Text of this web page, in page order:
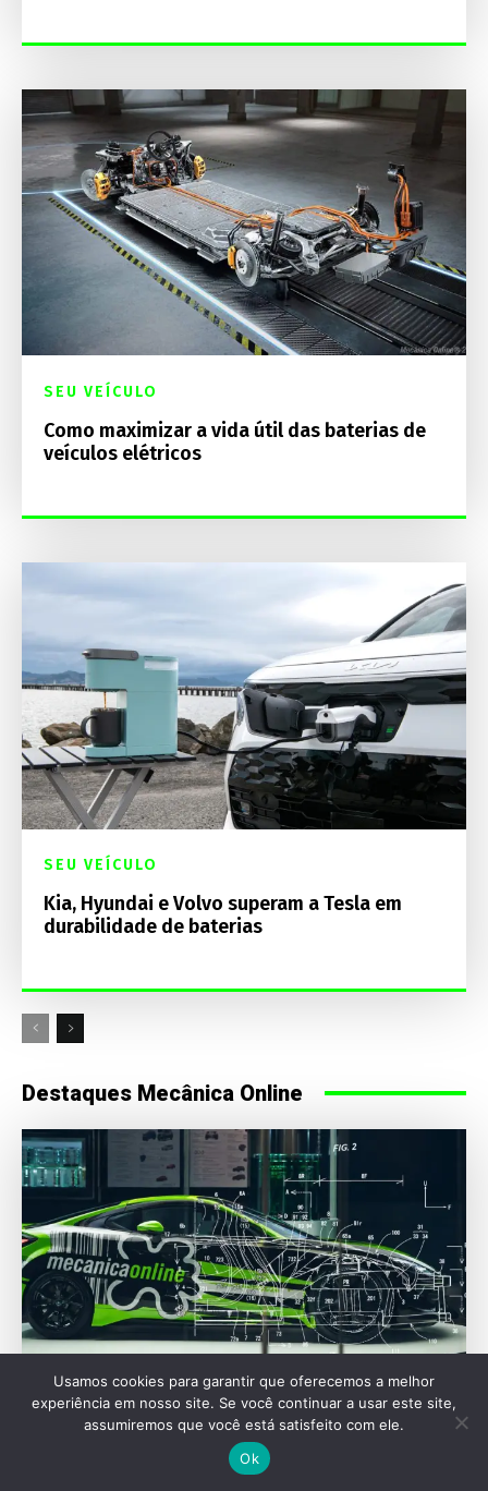
SEU VEÍCULO
Como maximizar a vida útil das baterias de
veículos elétricos
SEU VEÍCULO
Kia, Hyundai e Volvo superam a Tesla em
durabilidade de baterias
Destaques Mecânica Online
ENGENHARIA
A engenharia oculta que encarece os reparos
Usamos cookies para garantir que oferecemos a melhor
experiência em nosso site. Se você continuar a usar este site,
assumiremos que você está satisfeito com ele.
Ok